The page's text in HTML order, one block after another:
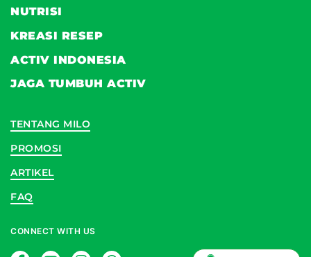
NUTRISI
KREASI RESEP
ACTIV INDONESIA
JAGA TUMBUH ACTIV
TENTANG MILO
PROMOSI
ARTIKEL
FAQ
CONNECT WITH US